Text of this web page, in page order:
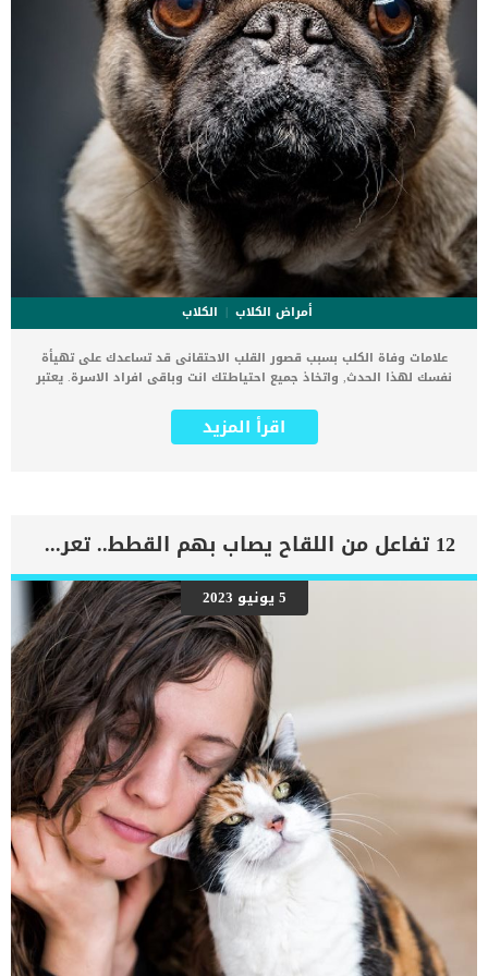
أمراض الكلاب
الكلاب
علامات وفاة الكلب بسبب قصور القلب الاحتقانى قد تساعدك على تهيأة
نفسك لهذا الحدث, واتخاذ جميع احتياطتك انت وباقى افراد الاسرة. يعتبر
يتعرض لها جميع الكائنات الحية بما فى ذلك الكلاب والقطط. كما ان القلب
يعتبر عضوا رئيسيا فى جسم الكلاب, واى قصور به يعتبر قصور فى باقى
اعراض وعلامات تضخم القلب عند الكلاب فى هذا المقال سنطلعك على
بعض العلامات التي تشير إلى أن كلبك قد اقترب من مرحلة يحتافيها إلى
رعاية المسنين أو قد تفكر في القتل الرحيم. يمكننا اختصار هذه العلامات
على شكل مجموعة من المراحل التى يتدرجها الكلب الى ان يصل الى
النهاية. اهم علامات وفاة الكلاب بسبب قصور القلب الاحتقانى كما ذكرنا
ستكون هذه العلامات عبارة عن مراحل متدرجة الى المرحلة الاخيرة وهى
الوفاة. _المرحلة الاولى, تظهر ان الكلب معرض لخطر الإصابة بسرطان
القلب ، ولكن ليس لديه أعراض ولا تغييرات في القلب. _المرحلة
الثانية,يعاني الكلب […]
اقرأ المزيد
12 تفاعل من اللقاح يصاب بهم القطط.. تعرف عليهم
5 يونيو 2023